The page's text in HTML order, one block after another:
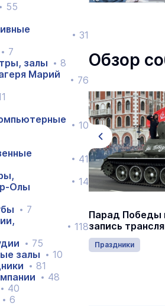
55
31
7
залы
8
Марий
76
10
41
Олы
14
7
118
75
залы
10
81
48
40
6
Обзор
в
Парад Победы
запись
Праздники